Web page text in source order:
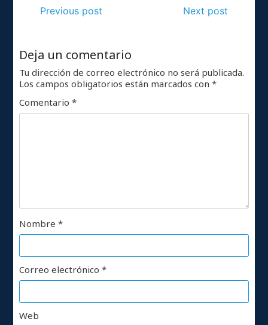
Previous post Next post
Deja un comentario
Tu dirección de correo electrónico no será publicada.
Los campos obligatorios están marcados con*
Comentario*
Nombre*
Correo electrónico*
Web